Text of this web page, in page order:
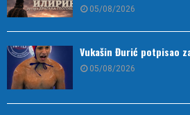
05/08/2026
Vukašin Đurić potpisao
05/08/2026